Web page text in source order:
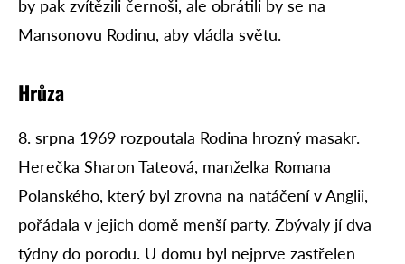
by pak zvítězili černoši, ale obrátili by se na
Mansonovu Rodinu, aby vládla světu.
Hrůza
8. srpna 1969 rozpoutala Rodina hrozný masakr.
Herečka Sharon Tateová, manželka Romana
Polanského, který byl zrovna na natáčení v Anglii,
pořádala v jejich domě menší party. Zbývaly jí dva
týdny do porodu. U domu byl nejprve zastřelen